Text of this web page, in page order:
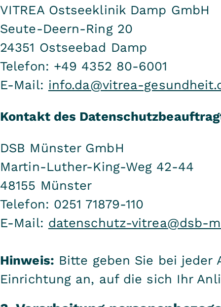
VITREA Ostseeklinik Damp GmbH
Seute-Deern-Ring 20
24351 Ostseebad Damp
Telefon: +49 4352 80-6001
E-Mail: info.da@vitrea-
Kontakt des
DSB Münster GmbH
Martin-Luther-King-Weg 42-44
48155 Münster
Telefon: 0251 71879-110
E-Mail: datenschutz-vitrea@dsb-
Hinweis: Bitte geben Sie bei jeder
Einrichtung an, auf die sich Ihr